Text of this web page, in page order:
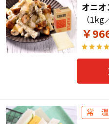
オニオ
（1kg
￥